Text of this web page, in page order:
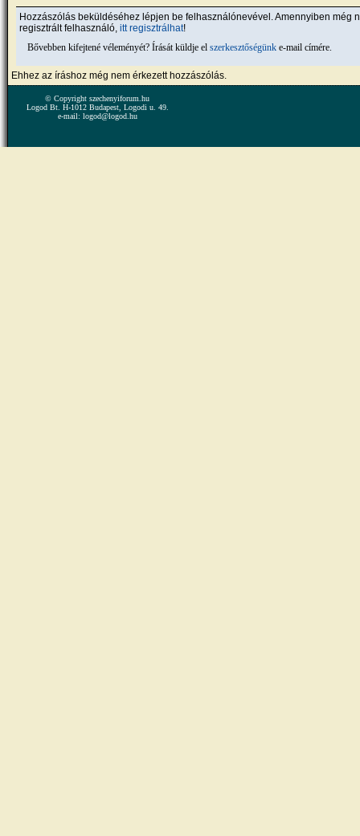
Hozzászólás beküldéséhez lépjen be felhasználónevével. Amennyiben még
regisztrált felhasználó,itt regisztrálhat!
Bővebben kifejtené véleményét? Írását küldje elszerkesztőségünk e-mail címére.
Ehhez az íráshoz még nem érkezett hozzászólás.
© Copyright szechenyiforum.hu
Logod Bt. H-1012 Budapest, Logodi u. 49.
e-mail: logod@logod.hu